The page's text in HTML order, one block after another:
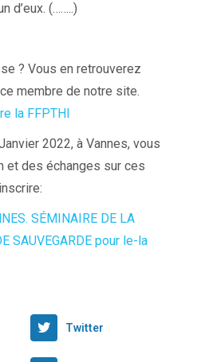
d’eux. (……..)
? Vous en retrouverez
membre de notre site.
la FFPTHI
2022, à Vannes, vous
et des échanges sur ces
SÉMINAIRE DE LA
SAUVEGARDE pour le-la
Twitter